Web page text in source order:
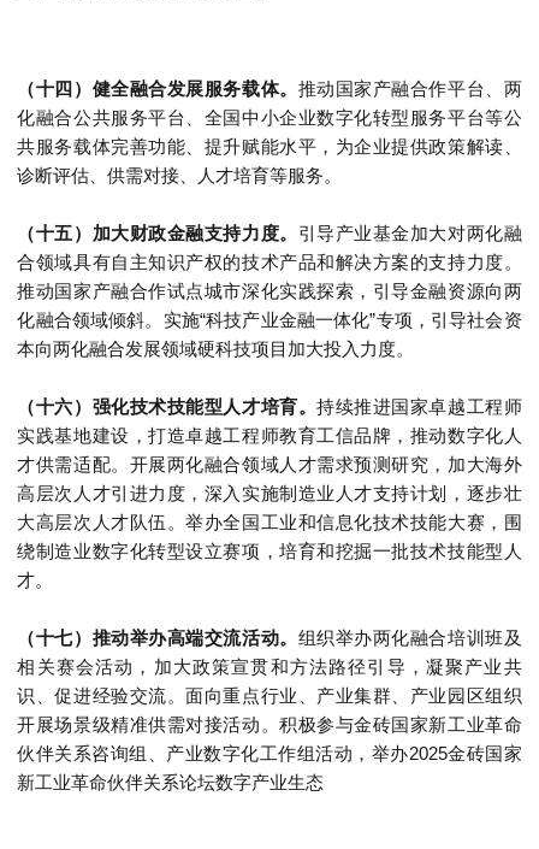
（十四）健全融合发展服务载体。 推动国家产融合作平台、两
化融合公共服务平台、全国中小企业数字化转型服务平台等公
共服务载体完善功能、提升赋能水平，为企业提供政策解读、
诊断评估、供需对接、人才培育等服务。
（十五）加大财政金融支持力度。 引导产业基金加大对两化融
合领域具有自主知识产权的技术产品和解决方案的支持力度。
推动国家产融合作试点城市深化实践探索，引导金融资源向两
化融合领域倾斜。实施“科技产业金融一体化”专项，引导社会资
本向两化融合发展领域硬科技项目加大投入力度。
（十六）强化技术技能型人才培育。持续推进国家卓越工程师
实践基地建设，打造卓越工程师教育工信品牌，推动数字化人
才供需适配。开展两化融合领域人才需求预测研究，加大海外
高层次人才引进力度，深入实施制造业人才支持计划，逐步壮
大高层次人才队伍。举办全国工业和信息化技术技能大赛，围
绕制造业数字化转型设立赛项，培育和挖掘一批技术技能型人
才。
（十七）推动举办高端交流活动。 组织举办两化融合培训班及
相关赛会活动，加大政策宣贯和方法路径引导，凝聚产业共
识、促进经验交流。面向重点行业、产业集群、产业园区组织
开展场景级精准供需对接活动。积极参与金砖国家新工业革命
伙伴关系咨询组、产业数字化工作组活动，举办2025金砖国家
新工业革命伙伴关系论坛数字产业生态